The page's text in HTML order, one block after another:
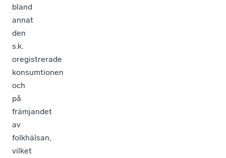
bland
annat
den
s.k.
oregistrerade
konsumtionen
och
på
främjandet
av
folkhälsan,
vilket